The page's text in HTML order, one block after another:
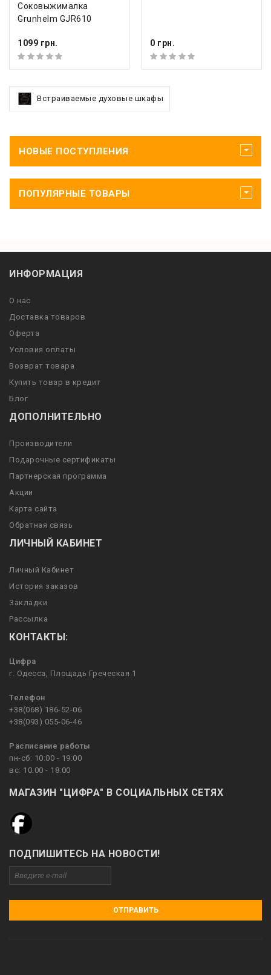
Соковыжималка
Grunhelm GJR610
1099 грн. 0 грн.
Встраиваемые духовые шкафы
НОВЫЕ ПОСТУПЛЕНИЯ
ПОПУЛЯРНЫЕ ТОВАРЫ
ИНФОРМАЦИЯ
О нас
Доставка товаров
Оферта
Условия оплаты
Возврат товара
Купить товар в кредит
Блог
ДОПОЛНИТЕЛЬНО
Производители
Подарочные сертификаты
Партнерская программа
Акции
Карта сайта
Обратная связь
ЛИЧНЫЙ КАБИНЕТ
Личный Кабинет
История заказов
Закладки
Рассылка
КОНТАКТЫ:
Цифра
г. Одесса, Площадь Греческая 1
Телефон
+38(068) 186-52-06
+38(093) 055-06-46
Расписание работы
пн-сб: 10:00 - 19:00
вс: 10:00 - 18:00
МАГАЗИН "ЦИФРА" В СОЦИАЛЬНЫХ СЕТЯХ
ПОДПИШИТЕСЬ НА НОВОСТИ!
ОТПРАВИТЬ